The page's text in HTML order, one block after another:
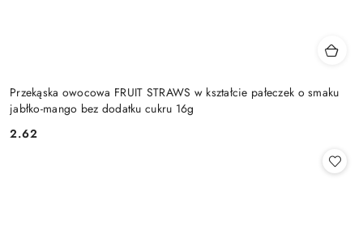
Przekąska owocowa FRUIT STRAWS w kształcie pałeczek o smaku
jabłko-mango bez dodatku cukru 16g
Cena:
2.62